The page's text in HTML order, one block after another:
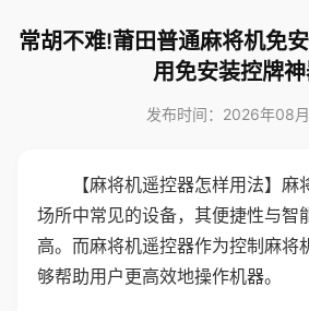
常胡不难!莆田普通麻将机免
用免安装控牌
发布时间：2026年08
【麻将机遥控器怎样用法】
场所中常见的设备，其便捷性与智
高。而麻将机遥控器作为控制麻将
够帮助用户更高效地操作机器。